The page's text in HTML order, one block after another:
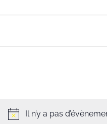
Il n’y a pas